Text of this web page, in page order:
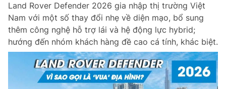
Chuyên mục khác
Chào ngày mới Tin 24h
Tin thị trường Tin 360
Tin đã lưu
Tin đã xem
Đăng xuất
Land Rover Defender 2026 gia nhập thị trường Việt
Nam với một số thay đổi nhẹ về diện mạo, bổ sung
thêm công nghệ hỗ trợ lái và hệ động lực hybrid;
hướng đến nhóm khách hàng đề cao cá tính, khác biệt.